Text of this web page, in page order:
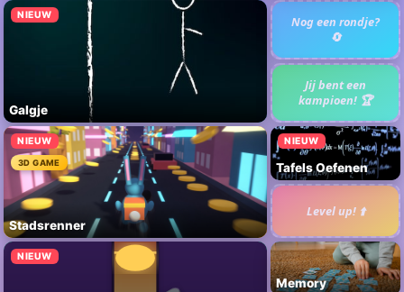
NIEUW
Galgje
Nog een rondje?
🔄
NIEUW
Stadsrenner
3D GAME
Jij bent een
kampioen! 🏆
NIEUW
Tafels Oefenen
NIEUW
Level up! ⬆️
Memory